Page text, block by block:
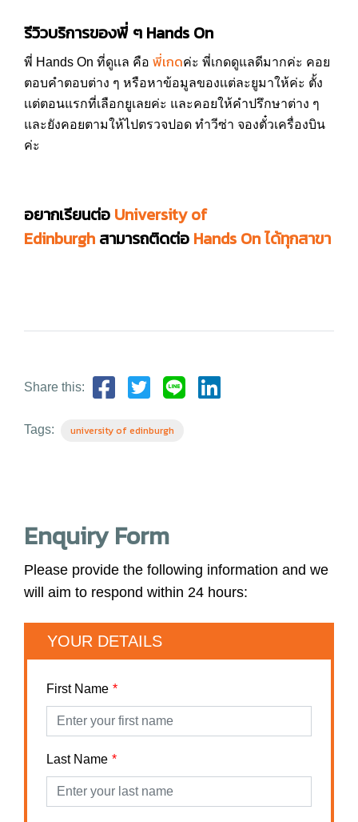
รีวิวบริการของพี่ ๆ Hands On
พี่ Hands On ที่ดูเเล คือ พี่เกดค่ะ พี่เกดดูแลดีมากค่ะ คอย
ตอบคำตอบต่าง ๆ หรือหาข้อมูลของเเต่ละยูมาให้ค่ะ ตั้ง
เเต่ตอนแรกที่เลือกยูเลยค่ะ และคอยให้คำปรึกษาต่าง ๆ
และยังคอยตามให้ไปตรวจปอด ทำวีซ่า จองตั๋วเครื่องบิน
ค่ะ
อยากเรียนต่อ University of
Edinburgh สามารถติดต่อ Hands On ได้ทุกสาขา
Share this:
Tags: university of edinburgh
Enquiry Form
Please provide the following information and we
will aim to respond within 24 hours:
YOUR DETAILS
First Name
Last Name